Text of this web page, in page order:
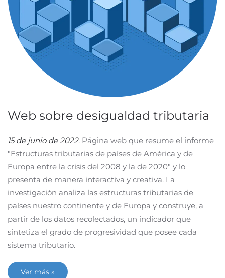
Web sobre desigualdad tributaria
15 de junio de 2022. Página web que resume el informe
"Estructuras tributarias de países de América y de
Europa entre la crisis del 2008 y la de 2020" y lo
presenta de manera interactiva y creativa. La
investigación analiza las estructuras tributarias de
países nuestro continente y de Europa y construye, a
partir de los datos recolectados, un indicador que
sintetiza el grado de progresividad que posee cada
sistema tributario.
Ver más »